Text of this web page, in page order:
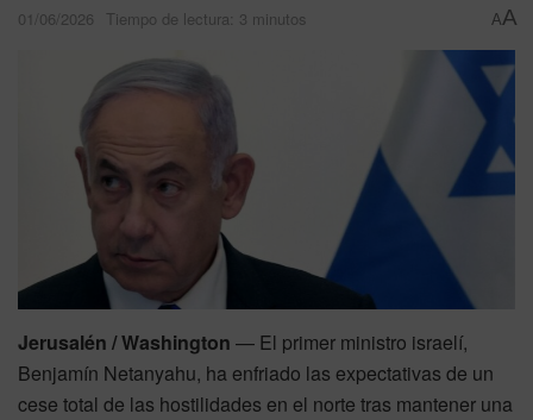
01/06/2026 Tiempo de lectura: 3 minutos AA
Jerusalén / Washington — El primer ministro israelí,
Benjamín Netanyahu, ha enfriado las expectativas de un
cese total de las hostilidades en el norte tras mantener una